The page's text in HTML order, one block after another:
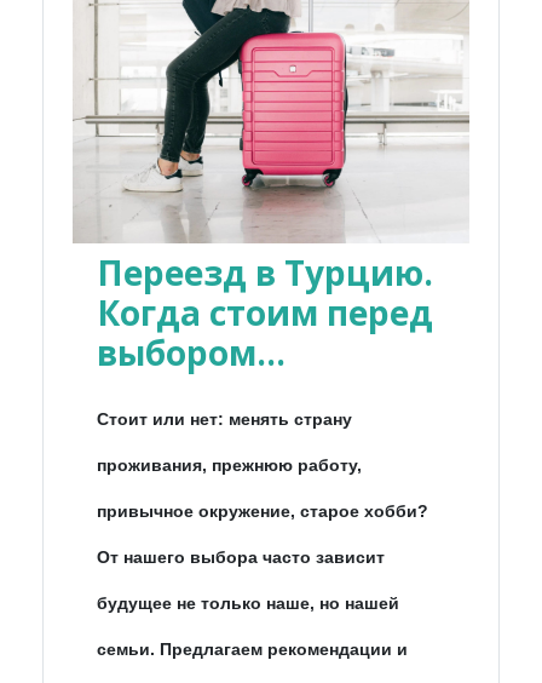
Переезд в Турцию.
Когда стоим перед
выбором...
Стоит или нет: менять страну
проживания, прежнюю работу,
привычное окружение, старое хобби?
От нашего выбора часто зависит
будущее не только наше, но нашей
семьи. Предлагаем рекомендации и